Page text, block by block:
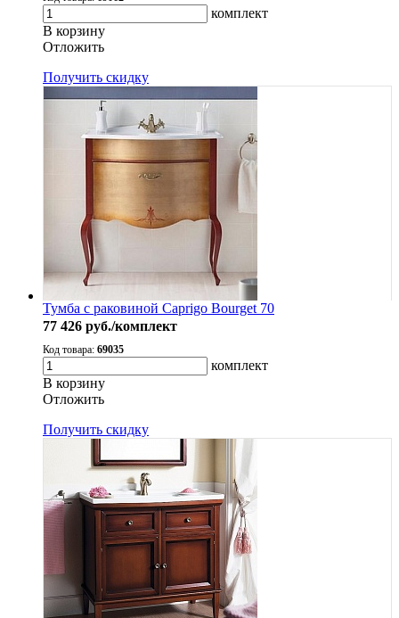
комплект
В корзину
Oтложить
Получить скидку
Тумба с раковиной Caprigo Bourget 70
77 426 руб./комплект
Код товара: 69035
комплект
В корзину
Oтложить
Получить скидку